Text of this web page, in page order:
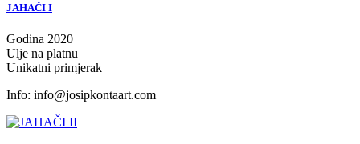
JAHAČI I
Godina 2020
Ulje na platnu
Unikatni primjerak
Info: info@josipkontaart.com